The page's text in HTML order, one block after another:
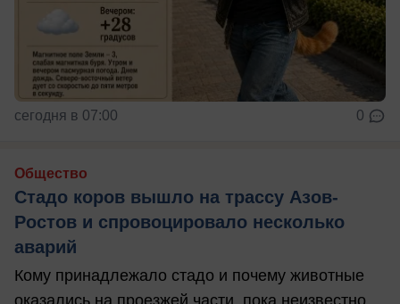
сегодня в 07:00 0
Общество
Стадо коров вышло на трассу Азов-
Ростов и спровоцировало несколько
аварий
Кому принадлежало стадо и почему животные